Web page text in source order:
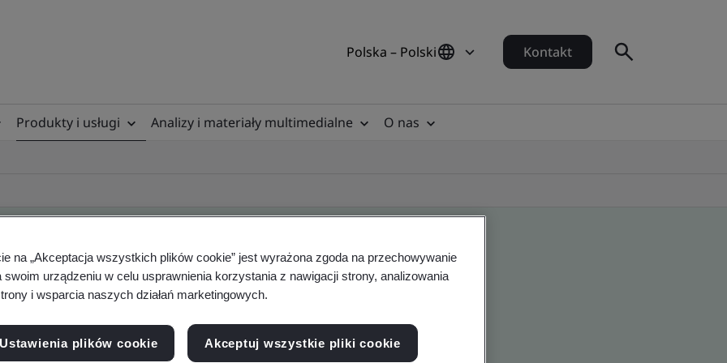
Polska – Polski Kontakt
Produkty i usługi Analizy i materiały multimedialne
O nas
- Validation and Verification
na „Akceptacja wszystkich plików cookie” jest wyrażona zgoda na przechowywanie
swoim urządzeniu w celu usprawnienia korzystania z nawigacji strony, analizowania
i wsparcia naszych działań marketingowych.
Ustawienia plików cookie Akceptuj wszystkie pliki cookie